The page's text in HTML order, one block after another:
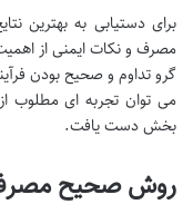
برای دستیابی به بهترین
مصرف و نکات ایمنی از
گرو تداوم و صحیح بودن
می توان تجربه ای مطلوب
بخش دست یافت.
روش صحیح مصرف: